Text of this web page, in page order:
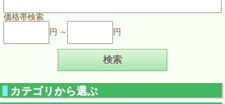
価格帯検索
円 ～
円
カテゴリから選ぶ